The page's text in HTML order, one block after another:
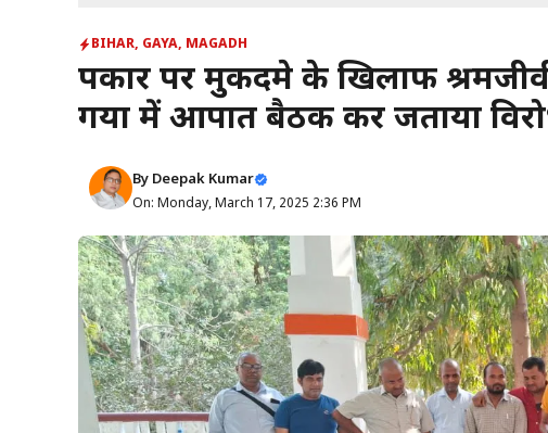
BIHAR, GAYA, MAGADH
पत्रकार पर मुकदमे के खिलाफ
गया में आपात बैठक कर जताया
By Deepak Kumar
On: Monday, March 17, 2025 2:36 PM